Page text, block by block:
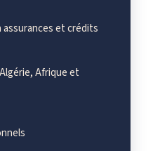
et crédits
Afrique et